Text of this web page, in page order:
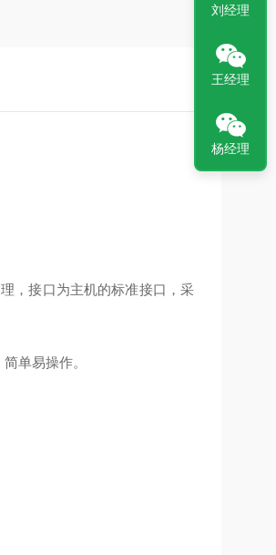
，接口为主机的标准接口，采
单易操作。
刘经理
王经理
杨经理